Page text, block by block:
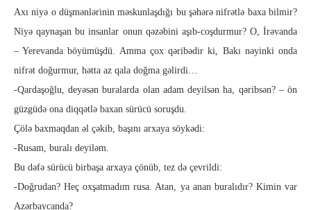
Axı niyə o düşmənlərinin məskunlaşdığı bu şə­hərə nifrətlə baxa bilmir?
Niyə qaynaşan bu insanlar onun qə­zə­bini aşıb-coşdurmur? O, İrəvanda
– Yerevanda böyümüşdü. Amma çox qəribədir ki, Bakı nəyinki onda
nifrət doğurmur, hətta az qala doğma gəlirdi…
-Qardaşoğlu, deyəsən buralarda olan adam deyilsən ha, qə­rib­sən? – ön
güzgüdə ona diqqətlə baxan sürücü soruşdu.
Çölə baxmaqdan əl çəkib, başını arxaya söykədi:
-Rusam, buralı deyiləm.
Bu dəfə sürücü birbaşa arxaya çönüb, tez də çevrildi:
-Doğrudan? Heç oxşatmadım rusa. Atan, ya anan buralıdır? Ki­min var
Azərbaycanda?